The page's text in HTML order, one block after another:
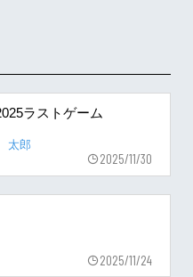
ラストゲーム
太郎
2025/11/30
2025/11/24